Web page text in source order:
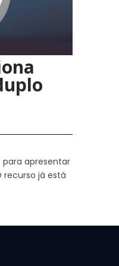
para apresentar
recurso já está